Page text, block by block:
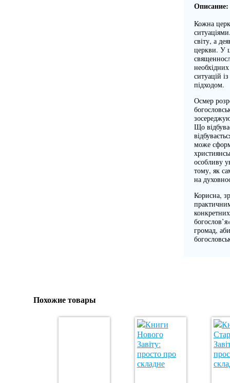
Кожна
світу, а
церкви. У
ситуацій
підходом.
Осмер
Що
може
особливу
тому, як
на
Корисна,
громад,
Похожие товары